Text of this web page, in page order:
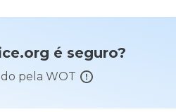
é seguro?
pela WOT